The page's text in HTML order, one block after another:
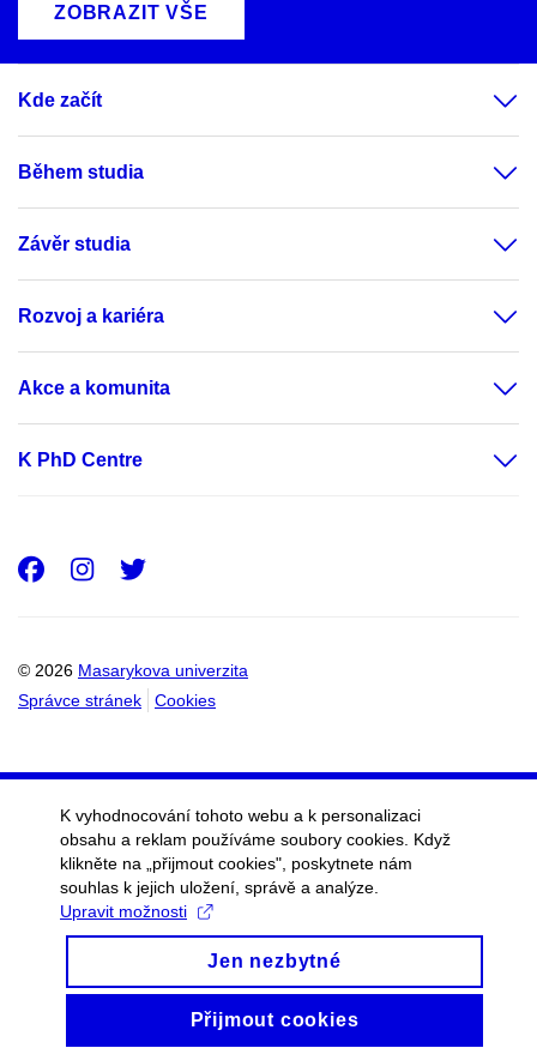
ZOBRAZIT VŠE
Kde začít
Během studia
Závěr studia
Rozvoj a kariéra
Akce a komunita
K PhD Centre
© 2026 Masarykova univerzita
Správce stránek
Cookies
Facebook
Instagram
Twitter
K vyhodnocování tohoto webu a k personalizaci
obsahu a reklam používáme soubory cookies. Když
klikněte na „přijmout cookies", poskytnete nám
souhlas k jejich uložení, správě a analýze.
Upravit možnosti
Jen nezbytné
Přijmout cookies